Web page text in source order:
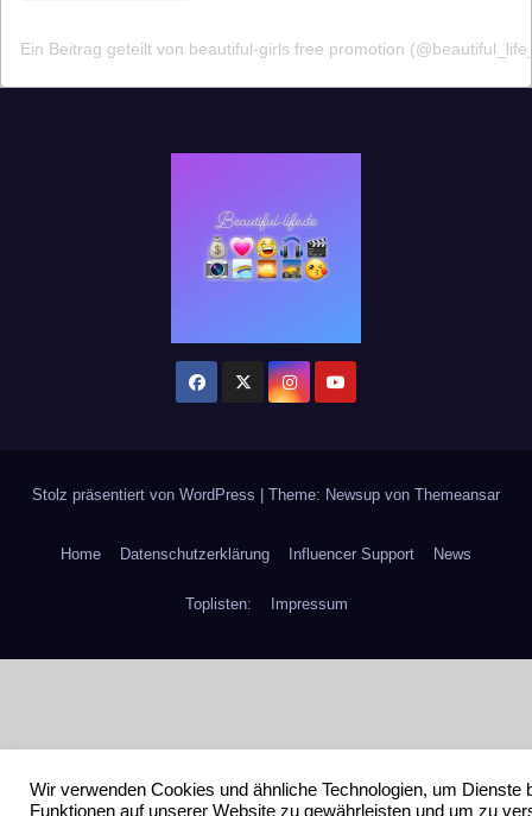
Ein Beitrag geteilt von beautiful-girls free promotion
Stolz präsentiert von WordPress Theme: Newsup von Themeansar
Home Datenschutzerklärung Influencer Support News
Toplisten: Impressum
Wir verwenden Cookies und ähnliche Technologien, um Dienste
Funktionen auf unserer Website zu gewährleisten und um zu